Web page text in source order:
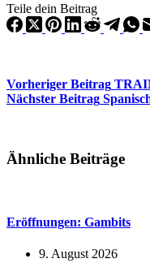
Teile dein Beitrag
Vorheriger Beitrag
Nächster Beitrag
Ähnliche Beiträge
Eröffnungen: Gambits
9. August 2026